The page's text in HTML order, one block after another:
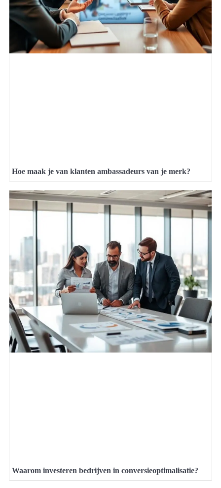
Hoe maak je van klanten ambassadeurs van je merk?
Waarom investeren bedrijven in conversieoptimalisatie?